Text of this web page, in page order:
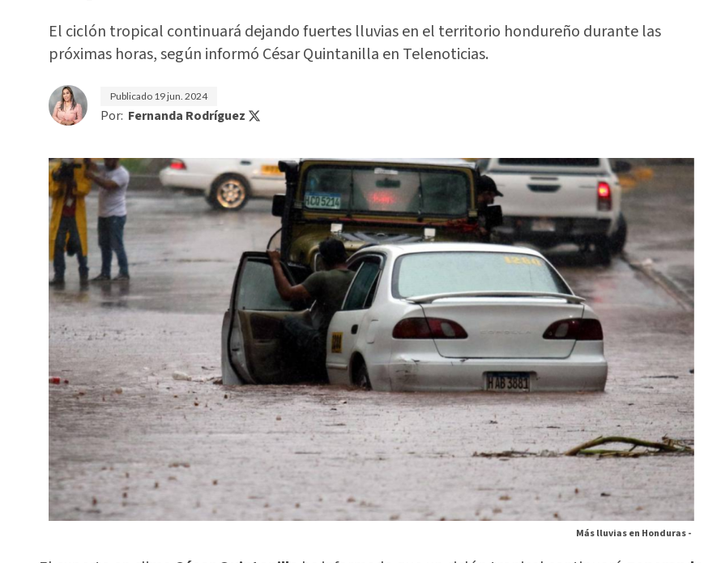
El ciclón tropical continuará dejando fuertes lluvias en el territorio hondureño durante las
próximas horas, según informó César Quintanilla en Telenoticias.
Publicado 19 jun. 2024
Por: Fernanda Rodríguez
Más lluvias en Honduras -